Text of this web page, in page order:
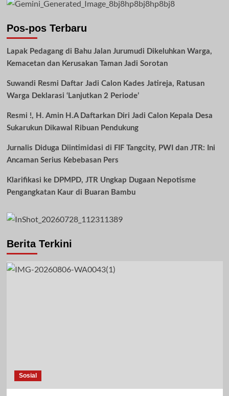
Pos-pos Terbaru
Lapak Pedagang di Bahu Jalan Jurumudi Dikeluhkan Warga,
Kemacetan dan Kerusakan Taman Jadi Sorotan
Suwandi Resmi Daftar Jadi Calon Kades Jatireja, Ratusan
Warga Deklarasi ‘Lanjutkan 2 Periode’
Resmi !, H. Amin H.A Daftarkan Diri Jadi Calon Kepala Desa
Sukarukun Dikawal Ribuan Pendukung
Jurnalis Diduga Diintimidasi di FIF Tangcity, PWI dan JTR: Ini
Ancaman Serius Kebebasan Pers
Klarifikasi ke DPMPD, JTR Ungkap Dugaan Nepotisme
Pengangkatan Kaur di Buaran Bambu
Berita Terkini
Sosial